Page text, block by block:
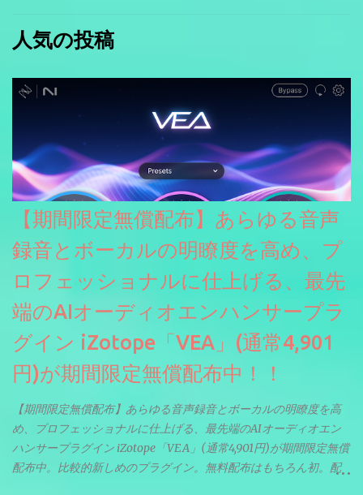
人気の投稿
【期間限定無償配布】あらゆる音声
録音とボーカルの明瞭度を高め、プ
ロフェッショナルに仕上げる、最先
端のAIオーディオエンハンサープラ
グイン iZotope「VEA」(通常4,901
円)が期間限定無償配布中！！
【期間限定無償配布】あらゆる音声録音とボーカルの明瞭度を高
め、プロフェッショナルに仕上げる、最先端のAIオーディオエン
ハンサープラグイン iZotope「VEA」(通常4,901円)が期間限定無償
配布中。比較的新しめのプラグイン。無料配布はもちろん初。配